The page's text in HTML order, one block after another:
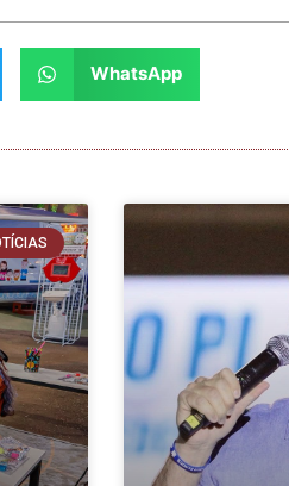
WhatsApp